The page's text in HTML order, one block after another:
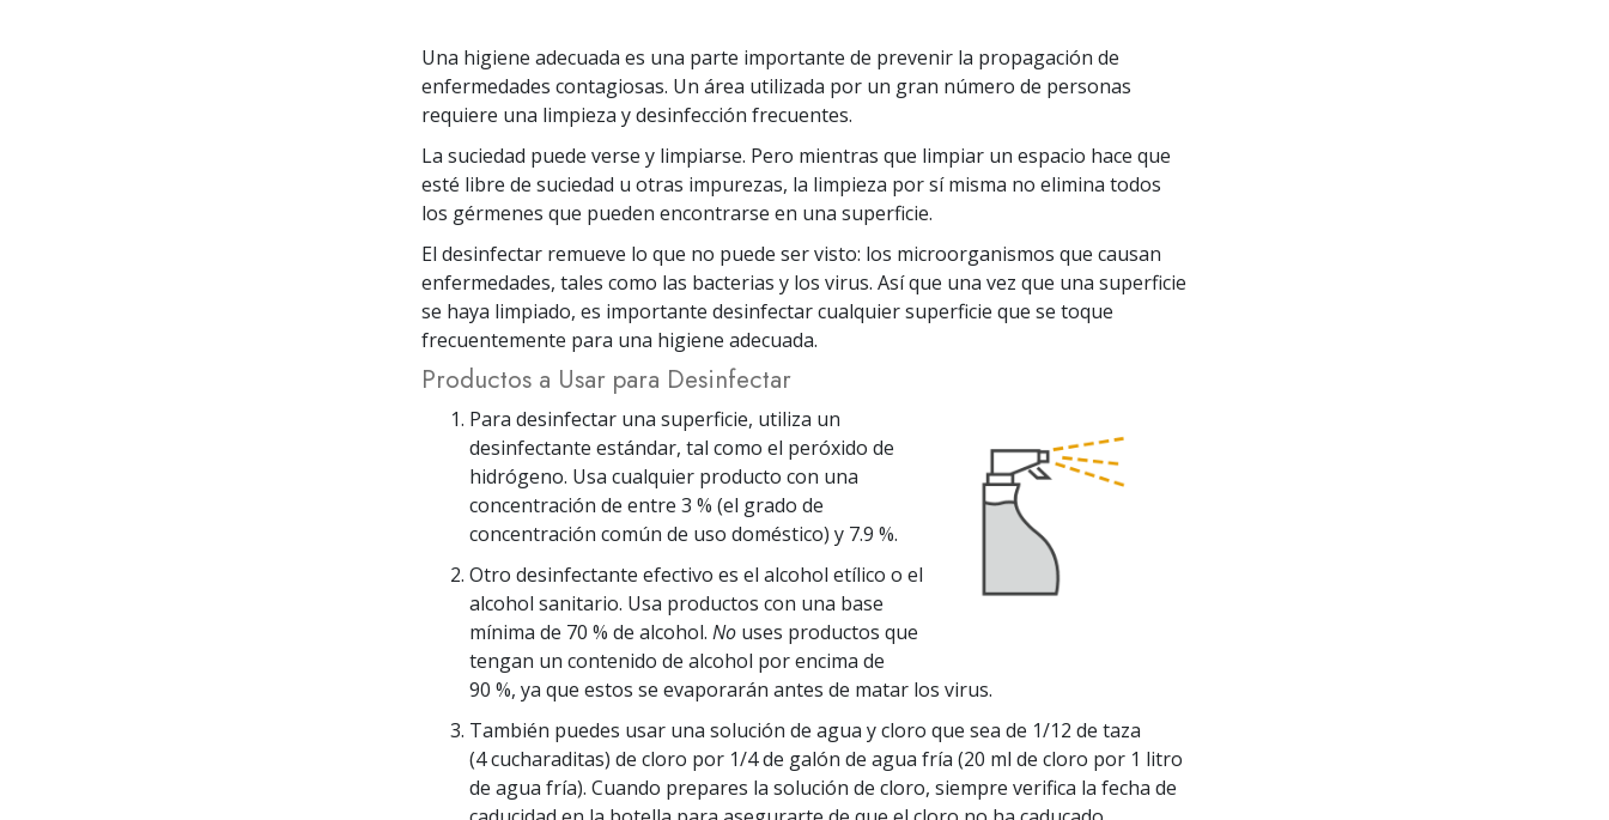
Una higiene adecuada es una parte importante de prevenir la propagación de
enfermedades contagiosas. Un área utilizada por un gran número de personas
requiere una limpieza y desinfección frecuentes.
La suciedad puede verse y limpiarse. Pero mientras que limpiar un espacio hace que
esté libre de suciedad u otras impurezas, la limpieza por sí misma no elimina todos
los gérmenes que pueden encontrarse en una superficie.
El desinfectar remueve lo que no puede ser visto: los microorganismos que causan
enfermedades, tales como las bacterias y los virus. Así que una vez que una superficie
se haya limpiado, es importante desinfectar cualquier superficie que se toque
frecuentemente para una higiene adecuada.
Productos a Usar para Desinfectar
Para desinfectar una superficie, utiliza un
desinfectante estándar, tal como el peróxido de
hidrógeno. Usa cualquier producto con una
concentración de entre 3 % (el grado de
concentración común de uso doméstico) y 7.9 %.
Otro desinfectante efectivo es el alcohol etílico o el
alcohol sanitario. Usa productos con una base
mínima de 70 % de alcohol. No uses productos que
tengan un contenido de alcohol por encima de
90 %, ya que estos se evaporarán antes de matar los virus.
También puedes usar una solución de agua y cloro que sea de 1/12 de taza
(4 cucharaditas) de cloro por 1/4 de galón de agua fría (20 ml de cloro por 1 litro
de agua fría). Cuando prepares la solución de cloro, siempre verifica la fecha de